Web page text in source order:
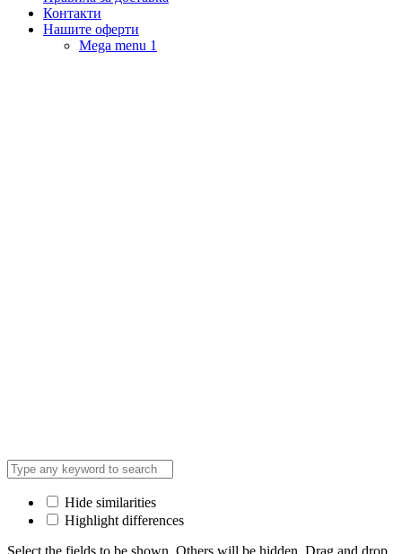
Контакти
Нашите оферти
Mega menu 1
Hide similarities
Highlight differences
Select the fields to be shown. Others will be hidden. Drag and drop